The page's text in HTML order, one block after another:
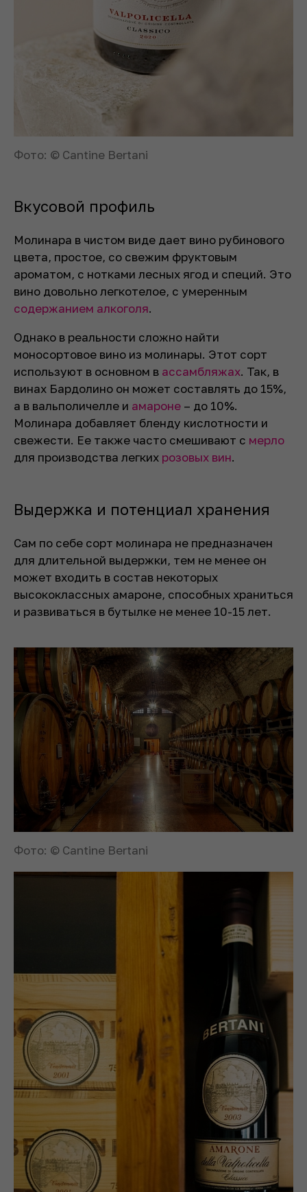
Фото: © Cantine Bertani
Вкусовой профиль
Молинара в чистом виде дает вино рубинового
цвета, простое, со свежим фруктовым
ароматом, с нотками лесных ягод и специй. Это
вино довольно легкотелое, с умеренным
содержанием алкоголя.
Однако в реальности сложно найти
моносортовое вино из молинары. Этот сорт
используют в основном в ассамбляжах. Так, в
винах Бардолино он может составлять до 15%,
а в вальполичелле и амароне – до 10%.
Молинара добавляет бленду кислотности и
свежести. Ее также часто смешивают с мерло
для производства легких розовых вин.
Выдержка и потенциал хранения
Сам по себе сорт молинара не предназначен
для длительной выдержки, тем не менее он
может входить в состав некоторых
высококлассных амароне, способных храниться
и развиваться в бутылке не менее 10-15 лет.
Фото: © Cantine Bertani